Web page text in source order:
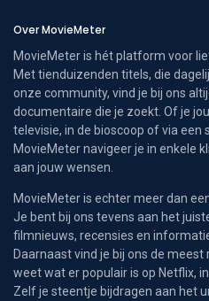
Over MovieMeter
MovieMeter is hét platform voor
Met tienduizenden titels, die
onze community, vind je bij ons
documentaire die je zoekt. Of je
televisie, in de bioscoop of via een
MovieMeter navigeer je in enkele
aan jouw wensen.
MovieMeter is echter meer dan
Je bent bij ons tevens aan het
filmnieuws, recensies en
Daarnaast vind je bij ons de
weet wat er populair is op Netflix,
Zelf je steentje bijdragen aan het